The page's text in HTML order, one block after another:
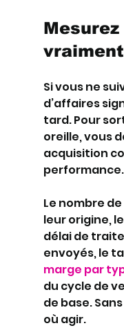
vraiment
Si vous ne
d’affaires
tard. Pour
oreille, vous
acquisition
performance.
Le nombre
leur origine,
délai de
envoyés, le
marge par
du cycle de
de base.
où agir.